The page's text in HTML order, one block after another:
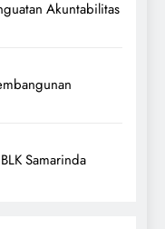
Akuntabilitas
Samarinda